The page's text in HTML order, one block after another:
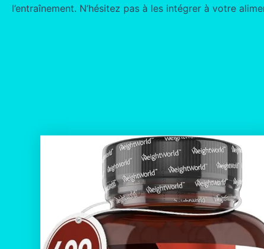
l’entraînement. N’hésitez pas à les intégrer à votre